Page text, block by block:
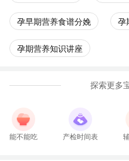
孕早期营养食谱分娩 孕
孕期营养知识讲座
探索更多
能不能吃 产检时间表